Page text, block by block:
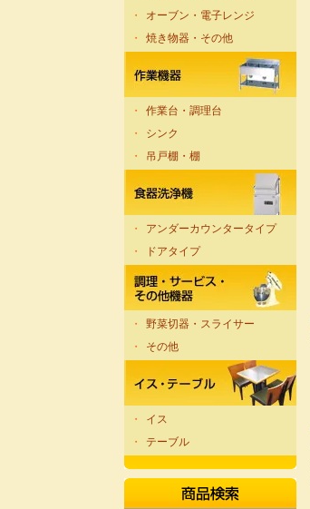
・
オーブン・電子レンジ
・
焼き物器・その他
・
作業台・調理台
・
シンク
・
吊戸棚・棚
・
アンダーカウンタータイプ
・
ドアタイプ
・
野菜切器・スライサー
・
その他
・
イス
・
テーブル